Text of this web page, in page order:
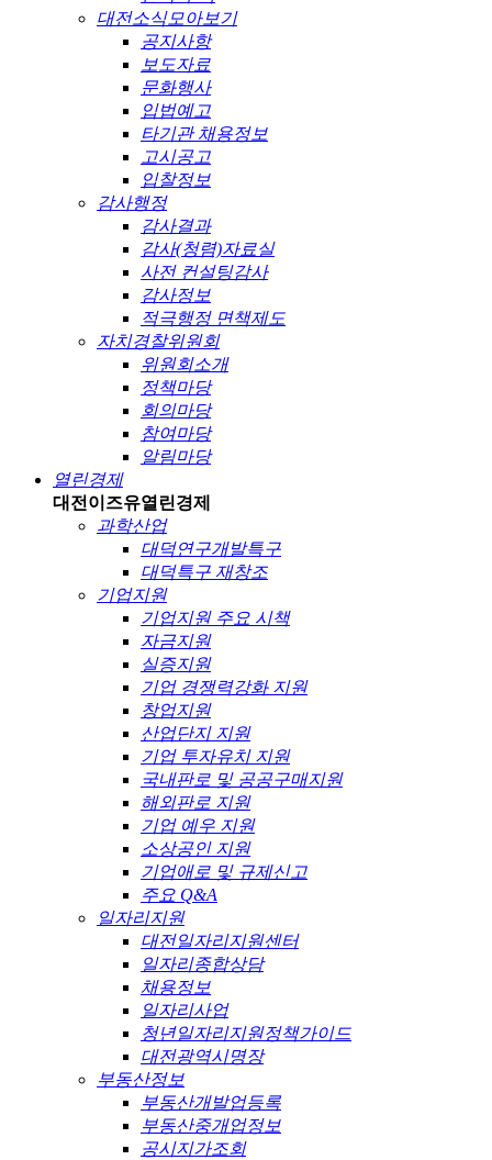
대전소식모아보기
공지사항
보도자료
문화행사
입법예고
타기관 채용정보
고시공고
입찰정보
감사행정
감사결과
감사(청렴)자료실
사전 컨설팅감사
감사정보
적극행정 면책제도
자치경찰위원회
위원회소개
정책마당
회의마당
참여마당
알림마당
열린경제
대전이즈유열린경제
과학산업
대덕연구개발특구
대덕특구 재창조
기업지원
기업지원 주요 시책
자금지원
실증지원
기업 경쟁력강화 지원
창업지원
산업단지 지원
기업 투자유치 지원
국내판로 및 공공구매지원
해외판로 지원
기업 예우 지원
소상공인 지원
기업애로 및 규제신고
주요 Q&A
일자리지원
대전일자리지원센터
일자리종합상담
채용정보
일자리사업
청년일자리지원정책가이드
대전광역시명장
부동산정보
부동산개발업등록
부동산중개업정보
공시지가조회